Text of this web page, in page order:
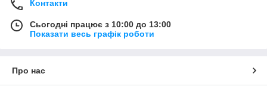
Контакти
Сьогодні працює з 10:00 до 13:00
Показати весь графік роботи
Про нас